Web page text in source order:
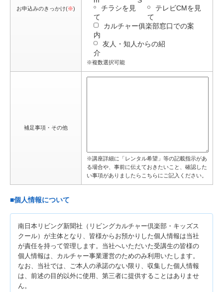
お申込みのきっかけ(※)
チラシを見
て
テレビCMを見
て
カルチャー俱楽部窓口での案
内
友人・知人からの紹
介
※複数選択可能
補足事項・その他
※講座詳細に「レンタル希望」等の記載指示があ
る場合や、事前に伝えておきたいこと、確認した
い事項がありましたらこちらにご記入ください。
■個人情報について
南日本リビング新聞社（リビングカルチャー倶楽部・キッズス
クール）が主体となり、皆様からお預かりした個人情報は当社
が責任を持って管理します。当社へいただいた受講生の皆様の
個人情報は、カルチャー事業運営のためのみ利用いたします。
なお、当社では、ご本人の承諾のない限り、収集した個人情報
は、前述の目的以外に使用、第三者に提供することはありませ
ん。